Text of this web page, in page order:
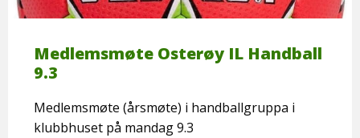
Medlemsmøte Osterøy IL Handball
9.3
Medlemsmøte (årsmøte) i handballgruppa i
klubbhuset på mandag 9.3